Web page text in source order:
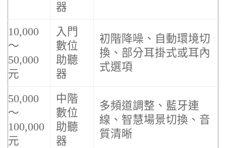
器
10,000
～
50,000
元
入門
數位
助聽
器
初階降噪、自動環境切
換、部分耳掛式或耳內
式選項
50,000
～
100,000
元
中階
數位
助聽
器
多頻道調整、藍牙連
線、智慧場景切換、音
質清晰